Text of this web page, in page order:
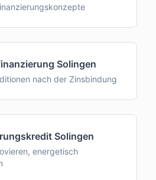
Solingen
nach der Zinsbindung
Solingen
energetisch